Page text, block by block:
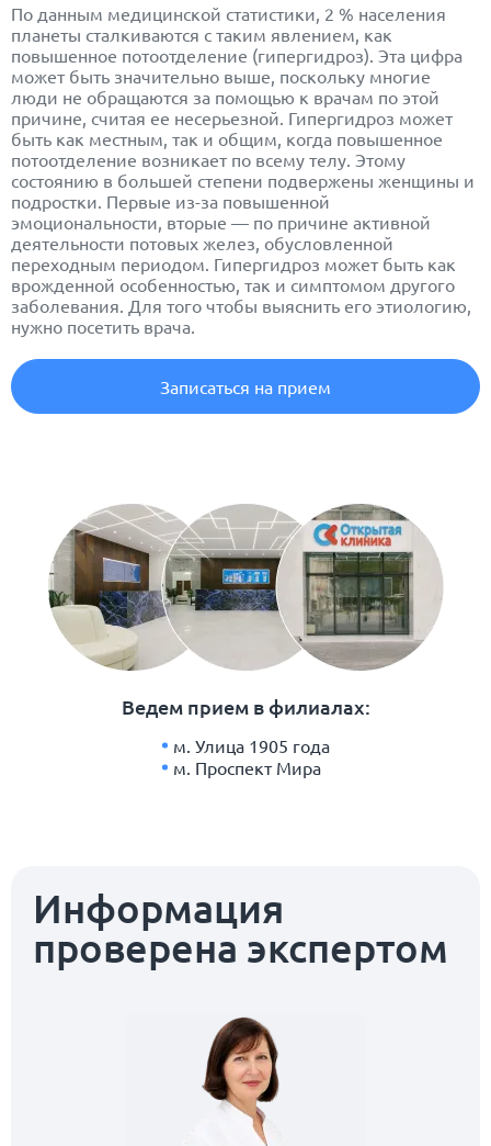
Ведем прием в филиалах:
м. Улица 1905 года
м. Проспект Мира
По данным медицинской статистики, 2 % населения
планеты сталкиваются с таким явлением, как
повышенное потоотделение (гипергидроз). Эта цифра
может быть значительно выше, поскольку многие
люди не обращаются за помощью к врачам по этой
причине, считая ее несерьезной. Гипергидроз может
быть как местным, так и общим, когда повышенное
потоотделение возникает по всему телу. Этому
состоянию в большей степени подвержены женщины и
подростки. Первые из-за повышенной
эмоциональности, вторые — по причине активной
деятельности потовых желез, обусловленной
переходным периодом. Гипергидроз может быть как
врожденной особенностью, так и симптомом другого
заболевания. Для того чтобы выяснить его этиологию,
нужно посетить врача.
Записаться на прием
Информация
проверена экспертом